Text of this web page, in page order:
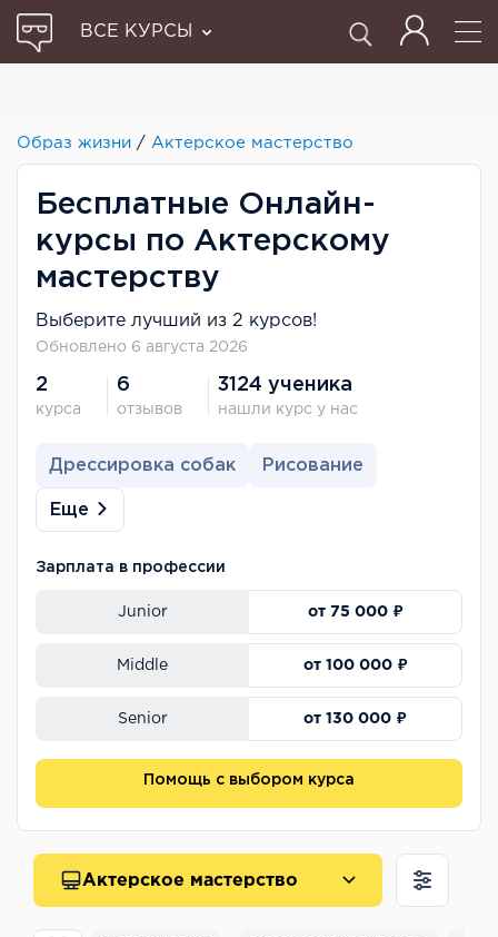
ВСЕ КУРСЫ
Образ жизни / Актерское мастерство
Бесплатные Онлайн-
курсы по Актерскому
мастерству
Выберите лучший из 2 курсов!
Обновлено 6 августа 2026
2
курса
6
отзывов
3124 ученика
нашли курс у нас
Дрессировка собак Рисование
Еще
Зарплата в профессии
Junior от 75 000 ₽
Middle от 100 000 ₽
Senior от 130 000 ₽
Помощь с выбором курса
Актерское мастерство